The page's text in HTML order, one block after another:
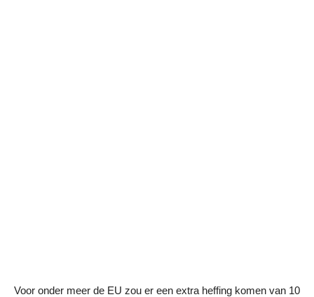
Voor onder meer de EU zou er een extra heffing komen van 10